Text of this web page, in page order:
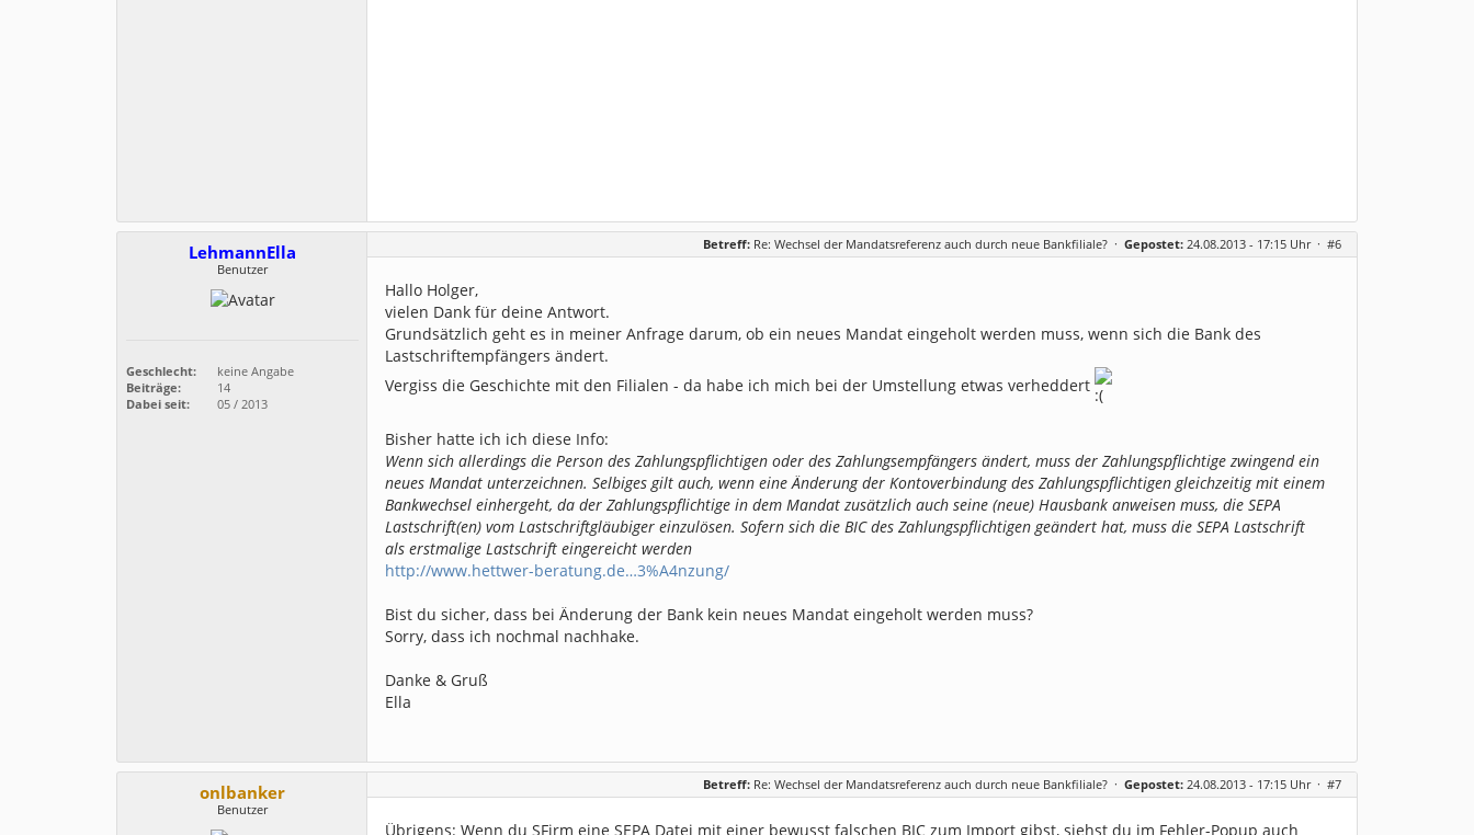
LehmannElla
Benutzer
Geschlecht:
keine Angabe
Beiträge:
14
Dabei seit:
05 / 2013
Betreff: Re: Wechsel der Mandatsreferenz auch durch neue Bankfiliale? · Gepostet: 24.08.2013 - 17:15 Uhr · #6
Hallo Holger,
vielen Dank für deine Antwort.
Grundsätzlich geht es in meiner Anfrage darum, ob ein neues Mandat eingeholt werden muss, wenn sich die Bank des
Lastschriftempfängers ändert.
Vergiss die Geschichte mit den Filialen - da habe ich mich bei der Umstellung etwas verheddert
Bisher hatte ich ich diese Info:
Wenn sich allerdings die Person des Zahlungspflichtigen oder des Zahlungsempfängers ändert, muss der Zahlungspflichtige zwingend ein
neues Mandat unterzeichnen. Selbiges gilt auch, wenn eine Änderung der Kontoverbindung des Zahlungspflichtigen gleichzeitig mit einem
Bankwechsel einhergeht, da der Zahlungspflichtige in dem Mandat zusätzlich auch seine (neue) Hausbank anweisen muss, die SEPA
Lastschrift(en) vom Lastschriftgläubiger einzulösen. Sofern sich die BIC des Zahlungspflichtigen geändert hat, muss die SEPA Lastschrift
als erstmalige Lastschrift eingereicht werden
http://www.hettwer-beratung.de…3%A4nzung/
Bist du sicher, dass bei Änderung der Bank kein neues Mandat eingeholt werden muss?
Sorry, dass ich nochmal nachhake.
Danke & Gruß
Ella
onlbanker
Benutzer
Betreff: Re: Wechsel der Mandatsreferenz auch durch neue Bankfiliale? · Gepostet: 24.08.2013 - 17:15 Uhr · #7
Übrigens: Wenn du SFirm eine SEPA Datei mit einer bewusst falschen BIC zum Import gibst, siehst du im Fehler-Popup auch